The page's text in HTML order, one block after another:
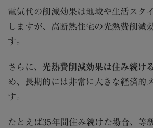
電気代の削減効果は地域や生活スタ
しますが、高断熱住宅の光熱費削減
す。
さらに、 光熱費削減効果は住み続け
め、長期的には非常に大きな経済的
す。
たとえば35年間住み続けた場合、等